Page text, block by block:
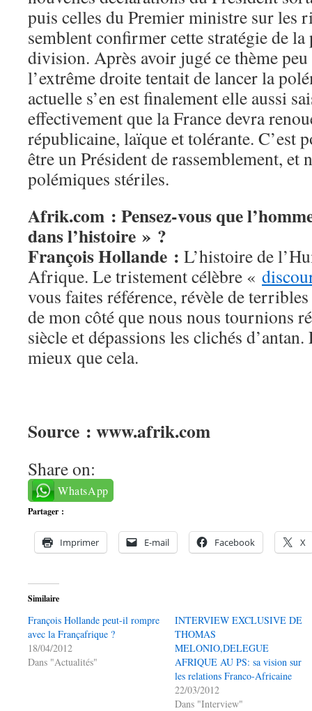
puis celles du Premier ministre sur les
semblent confirmer cette stratégie de la
division. Après avoir jugé ce thème
l’extrême droite tentait de lancer la
actuelle s’en est finalement elle aussi
effectivement que la France devra
républicaine, laïque et tolérante. C’est
être un Président de rassemblement, et
polémiques stériles.
Afrik.com : Pensez-vous que
dans l’histoire » ?
François Hollande : L’histoire de
Afrique. Le tristement célèbre «
vous faites référence, révèle de
de mon côté que nous nous tournions
siècle et dépassions les clichés
mieux que cela.
Source : www.afrik.com
Share on:
WhatsApp
Partager :
Imprimer E-mail Facebook X
Similaire
François Hollande peut-il rompre
avec la Françafrique ?
18/04/2012
Dans "Actualités"
INTERVIEW EXCLUSIVE DE
THOMAS
MELONIO,DELEGUE
AFRIQUE AU PS: sa vision sur
les relations Franco-Africaine
22/03/2012
Dans "Interview"